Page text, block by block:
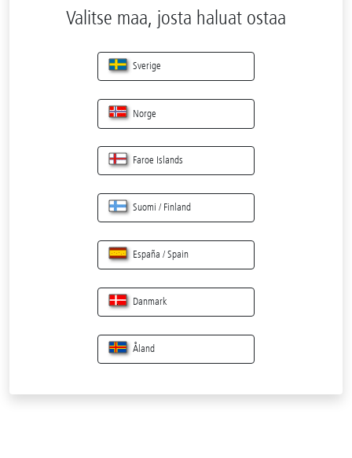
Valitse maa, josta haluat ostaa
Sverige
Norge
Faroe Islands
Suomi / Finland
España / Spain
Danmark
Åland